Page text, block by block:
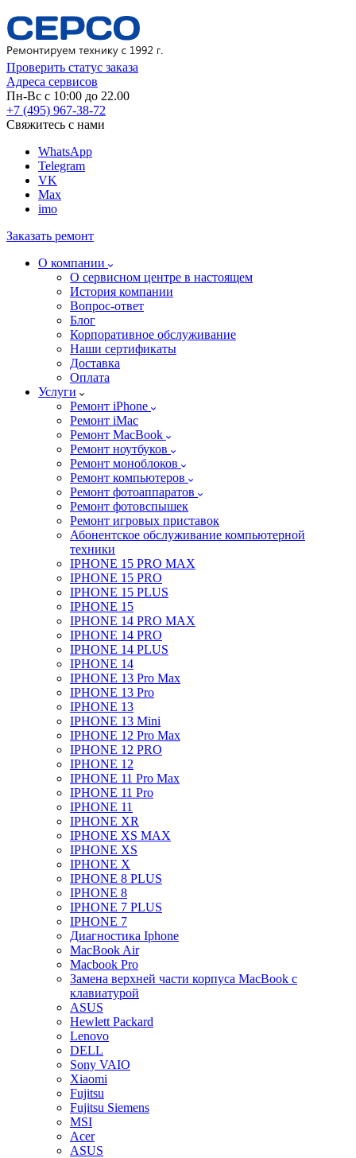
Проверить статус заказа
Адреса сервисов
Пн-Вс с 10:00 до 22.00
+7 (495) 967-38-72
Свяжитесь с нами
WhatsApp
Telegram
VK
Max
imo
Заказать ремонт
О компании
О сервисном центре в настоящем
История компании
Вопрос-ответ
Блог
Корпоративное обслуживание
Наши сертификаты
Доставка
Оплата
Услуги
Ремонт iPhone
Ремонт iMac
Ремонт MacBook
Ремонт ноутбуков
Ремонт моноблоков
Ремонт компьютеров
Ремонт фотоаппаратов
Ремонт фотовспышек
Ремонт игровых приставок
Абонентское обслуживание компьютерной
техники
IPHONE 15 PRO MAX
IPHONE 15 PRO
IPHONE 15 PLUS
IPHONE 15
IPHONE 14 PRO MAX
IPHONE 14 PRO
IPHONE 14 PLUS
IPHONE 14
IPHONE 13 Pro Max
IPHONE 13 Pro
IPHONE 13
IPHONE 13 Mini
IPHONE 12 Pro Max
IPHONE 12 PRO
IPHONE 12
IPHONE 11 Pro Max
IPHONE 11 Pro
IPHONE 11
IPHONE XR
IPHONE XS MAX
IPHONE XS
IPHONE X
IPHONE 8 PLUS
IPHONE 8
IPHONE 7 PLUS
IPHONE 7
Диагностика Iphone
MacBook Air
Macbook Pro
Замена верхней части корпуса MacBook с
клавиатурой
ASUS
Hewlett Packard
Lenovo
DELL
Sony VAIO
Xiaomi
Fujitsu
Fujitsu Siemens
MSI
Acer
ASUS